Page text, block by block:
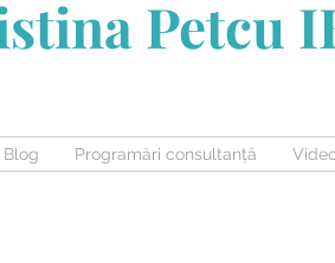
Petcu
Blog Programări consultanță